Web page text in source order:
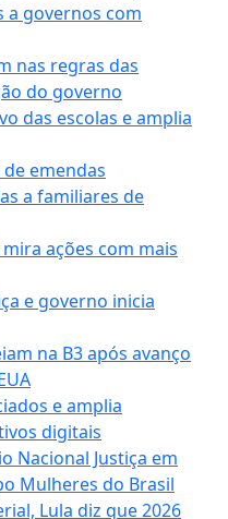
a governos com
nas regras das
do governo
das escolas e amplia
emendas
a familiares de
ações com mais
e governo inicia
na B3 após avanço
e amplia
digitais
Nacional Justiça em
Mulheres do Brasil
Lula diz que 2026